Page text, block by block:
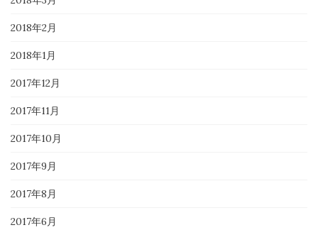
2018年2月
2018年1月
2017年12月
2017年11月
2017年10月
2017年9月
2017年8月
2017年6月